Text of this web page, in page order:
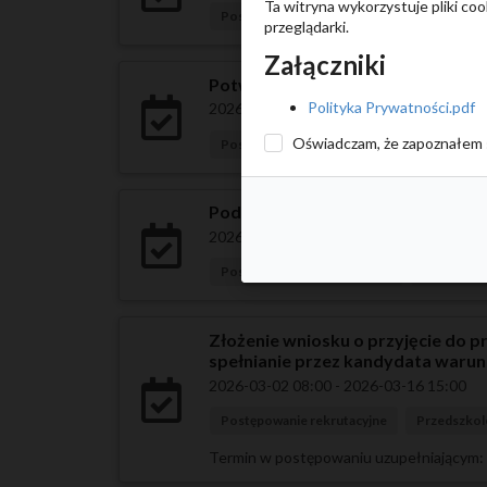
Postępowanie uzupełniające
Potwierdzenie przez rodzica
2026-04-21 08:00 - 2026-04-27 15:00
Postępowanie uzupełniające
Podanie do publicznej
2026-04-28 08:00 - 2026-04-28 15:00
Złożenie wniosku o przyjęcie do
spełnianie przez kandydata
2026-03-02 08:00 - 2026-03-16 15:00
Termin w postępowaniu
Ta witryna wykorzystuje pliki
przeglądarki.
Załączniki
Polityka Prywatności.pdf
Oświadczam, że